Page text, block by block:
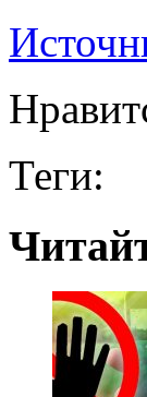
Теги: